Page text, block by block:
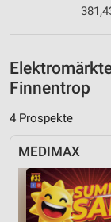
Finnentrop
4 Prospekte
MEDIMAX
IAB-Besonderheiten:
Geräte anhand
Informationen
Notwendig
Performance
Funktional